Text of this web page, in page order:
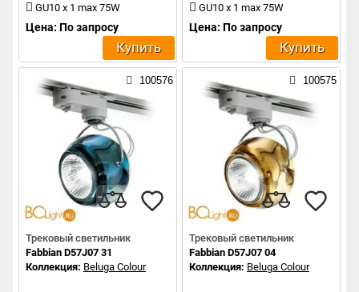
GU10 x 1 max 75W
Цена: По запросу
Купить
GU10 x 1 max 75W
Цена: По запросу
Купить
100576
Трековый светильник
Fabbian D57J07 31
Коллекция: Beluga Colour
100575
Трековый светильник
Fabbian D57J07 04
Коллекция: Beluga Colour